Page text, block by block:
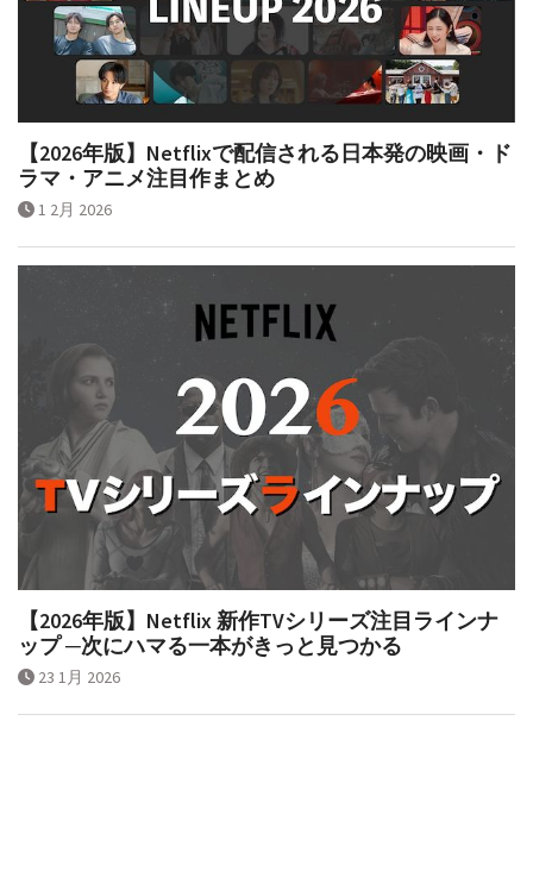
【2026年版】Netflixで配信される日本発の映画・ド
ラマ・アニメ注目作まとめ
1 2月 2026
【2026年版】Netflix 新作TVシリーズ注目ラインナ
ップ ─次にハマる一本がきっと見つかる
23 1月 2026